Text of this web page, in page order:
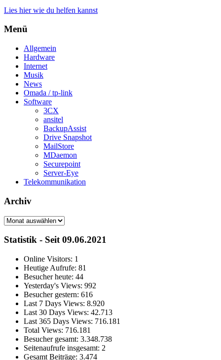
Lies hier wie du helfen kannst
Menü
Allgemein
Hardware
Internet
Musik
News
Omada / tp-link
Software
3CX
ansitel
BackupAssist
Drive Snapshot
MailStore
MDaemon
Securepoint
Server-Eye
Telekommunikation
Archiv
Archiv
Statistik - Seit 09.06.2021
Online Visitors: 1
Heutige Aufrufe: 81
Besucher heute: 44
Yesterday's Views: 992
Besucher gestern: 616
Last 7 Days Views: 8.920
Last 30 Days Views: 42.713
Last 365 Days Views: 716.181
Total Views: 716.181
Besucher gesamt: 3.348.738
Seitenaufrufe insgesamt: 2
Gesamt Beiträge: 3.474